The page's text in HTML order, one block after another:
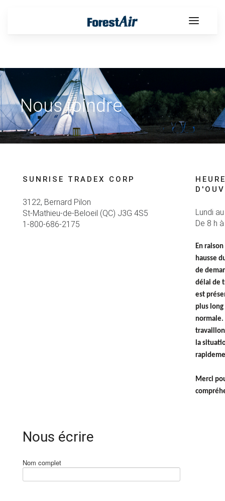
Nous joindre
SUNRISE TRADEX CORP
3122, Bernard Pilon
St-Mathieu-de-Beloeil (QC) J3G 4S5
1-800-686-2175
Lundi
De 8 h
En raison
hausse
de
délai de
est
plus long
normale.
la
Merci
Nous écrire
Nom complet